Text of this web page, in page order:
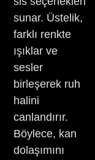
sunar. Üstelik,
farklı renkte
ışıklar ve
sesler
birleşerek ruh
halini
canlandırır.
Böylece, kan
dolaşımını